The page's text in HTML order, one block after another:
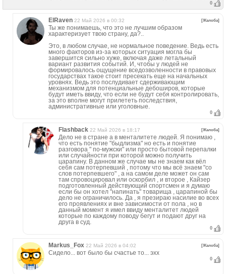
0
ElRaven 22 Май 2026 в 00:32 [Жалоба]
Ты же понимаешь, что это не лучшим образом
характеризует твою страну, да?..
Это, в любом случае, не нормальное поведение. Ведь есть
много факторов из-за которых ситуация могла бы
завершится сильно хуже, включая даже летальный
вариант развития событий. И, чтобы у людей не
формировалось ощущение вседозволенности в правовых
государствах такое стоит пресекать еще на начальных
уровнях. Ведь это послудивает сдерживающим
механизмом для потенциальные дебоширов, которые
будут иметь ввиду, что если не будут себя контролировать,
за это вполне могут прилететь последствия,
административные или уголовные.
0
Flashback 22 Май 2026 в 18:17 [Жалоба]
Дело не в стране а в менталитете людей. Я понимаю ,
что есть понятие "быдлизма" но есть и понятие
разговора " по-мужски" или просто бытовой перепалки
или случайности при которой можно получить
царапину. В данном же случае мы не знаем как вёл
себя сам потерпевший , потому что мы всё знаем "со
слов потерпевшего" , а на самом деле может он сам
там спровоцировал или оскорбил , и второе , Кайзер
подготовленный действующий спортсмен и я думаю
если бы он хотел "напинать" товарища , царапиной бы
дело не ограничилось. Да , я презираю насилие во всех
его проявлениях и вне зависимости от пола , но в
данный момент я имел ввиду менталитет людей
которые по каждому поводу бегут и подают друг на
друга в суд.
0
Markus_Fox 22 Май 2026 в 04:02 [Жалоба]
Сидело... вот было бы счастье то... эхх
0